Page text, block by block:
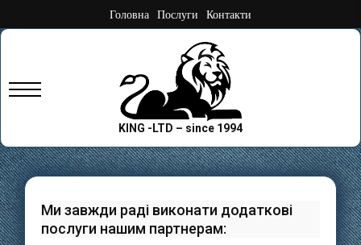
to
Головна Послуги Контакти
KING -LTD – since 1994
Primary
Ми завжди раді виконати додаткові
послуги нашим партнерам: